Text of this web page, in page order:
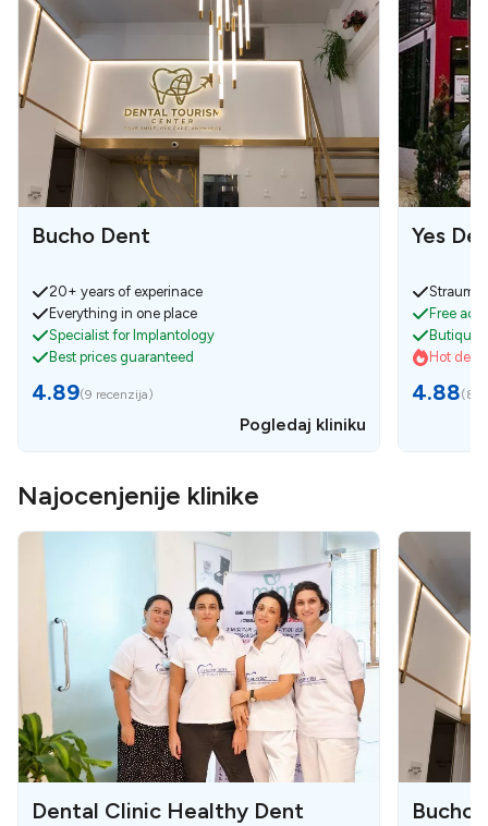
Bucho Dent
20+ years of experinace
Everything in one place
Specialist for Implantology
Best prices guaranteed
4.89(9 recenzija)
Pogledaj kliniku
Yes
Free
Butique
Hot deals
4.88(8
Najocenjenije klinike
Dental Clinic Healthy Dent Bucho